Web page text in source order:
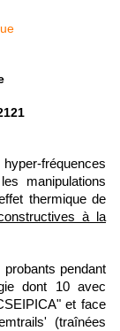
fréquences
manipulations
thermique de
à la
pendant
dont 10 avec
et face
(traînées